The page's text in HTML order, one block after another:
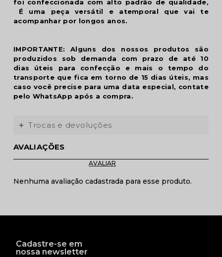
foi confeccionada com alto padrão de qualidade,
É uma peça versátil e atemporal que vai te
acompanhar por longos anos.
IMPORTANTE: Alguns dos nossos produtos são
produzidos sob demanda com prazo de até 10
dias úteis para confecção e mais o tempo do
transporte que fica em torno de 15 dias úteis, mas
caso você precise para uma data especial, contate
pelo WhatsApp após a compra.
Trocas e devoluções
AVALIAÇÕES
Nenhuma avaliação cadastrada para esse produto.
Cadastre-se em
nossa newsletter